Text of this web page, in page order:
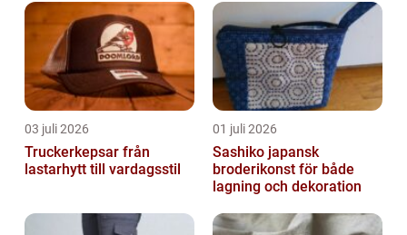
är de mest populära? I denna artikel kommer
...
03 juli 2026
Truckerkepsar från
lastarhytt till vardagsstil
01 juli 2026
Sashiko japansk
broderikonst för både
lagning och dekoration